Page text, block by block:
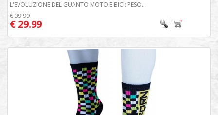
L'EVOLUZIONE DEL GUANTO MOTO E BICI: PESO...
€ 39.99
€ 29.99